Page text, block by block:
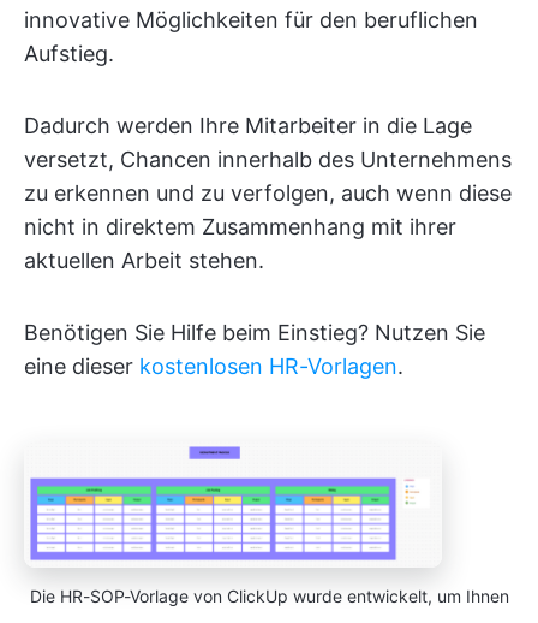
innovative Möglichkeiten für den beruflichen
Aufstieg.
Dadurch werden Ihre Mitarbeiter in die Lage
versetzt, Chancen innerhalb des Unternehmens
zu erkennen und zu verfolgen, auch wenn diese
nicht in direktem Zusammenhang mit ihrer
aktuellen Arbeit stehen.
Benötigen Sie Hilfe beim Einstieg? Nutzen Sie
eine dieser kostenlosen HR-Vorlagen.
Die HR-SOP-Vorlage von ClickUp wurde entwickelt, um Ihnen